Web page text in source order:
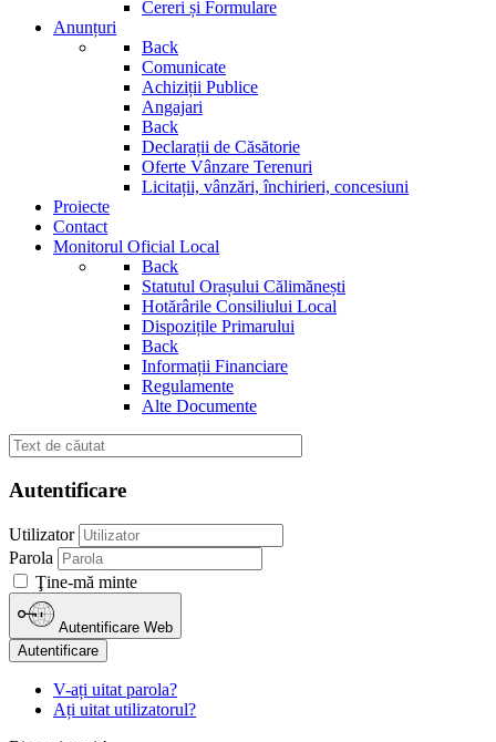
Cereri și Formulare
Anunțuri
Back
Comunicate
Achiziții Publice
Angajari
Back
Declarații de Căsătorie
Oferte Vânzare Terenuri
Licitații, vânzări, închirieri, concesiuni
Proiecte
Contact
Monitorul Oficial Local
Back
Statutul Orașului Călimănești
Hotărârile Consiliului Local
Dispozițile Primarului
Back
Informații Financiare
Regulamente
Alte Documente
Autentificare
Utilizator
Parola
Ţine-mă minte
Autentificare Web
Autentificare
V-ați uitat parola?
Ați uitat utilizatorul?